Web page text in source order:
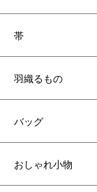
帯
羽織るもの
バッグ
おしゃれ小物